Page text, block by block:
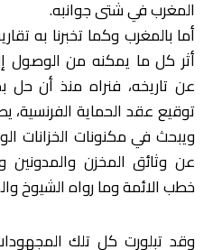
المغرب في شتى جوانبه.
أما بالمغرب وكما تخبرنا به
أثر كل ما يمكنه من الوصول
عن تاريخه، فنراه منذ أن حل
توقيع عقد الحماية
ويبحث في مكنونات الخزانات
عن وثائق المخزن والمدونين
خطب الائمة وما رواه الشيوخ
وقد تبلورت كل تلك